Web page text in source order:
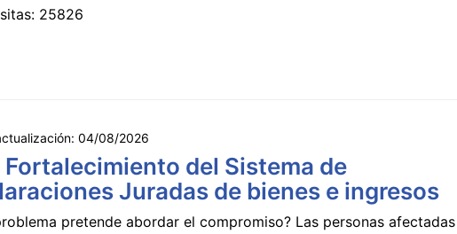
25826
04/08/2026
del Sistema de
Juradas de bienes e ingresos
pretende abordar el compromiso? Las personas afectadas